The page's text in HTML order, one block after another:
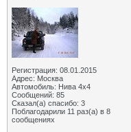
Регистрация: 08.01.2015
Адрес: Москва
Автомобиль: Нива 4х4
Сообщений: 85
Сказал(а) спасибо: 3
Поблагодарили 11 раз(а) в 8
сообщениях